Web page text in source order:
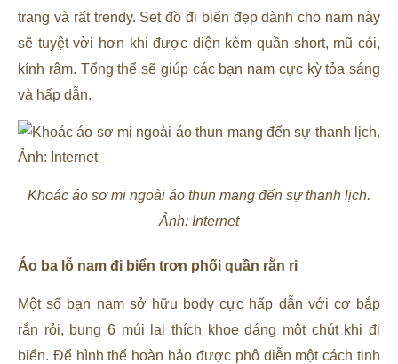
trang và rất trendy. Set đồ đi biển đẹp dành cho nam này
sẽ tuyệt vời hơn khi được diện kèm quần short, mũ cói,
kính râm. Tổng thể sẽ giúp các bạn nam cực kỳ tỏa sáng
và hấp dẫn.
Khoác áo sơ mi ngoài áo thun mang đến sự thanh lịch.
Ảnh: Internet
Áo ba lỗ nam đi biển trơn phối quần rằn ri
Một số bạn nam sở hữu body cực hấp dẫn với cơ bắp
rắn rỏi, bụng 6 múi lại thích khoe dáng một chút khi đi
biển. Để hình thể hoàn hảo được phô diễn một cách tinh